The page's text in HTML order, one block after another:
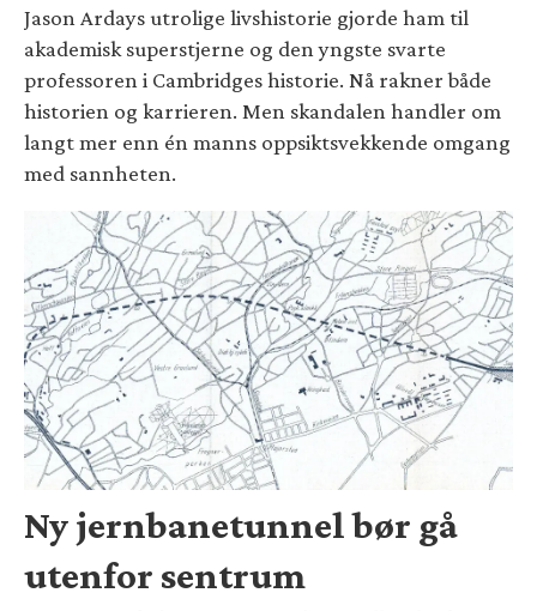
Jason Ardays utrolige livshistorie gjorde ham til
akademisk superstjerne og den yngste svarte
professoren i Cambridges historie. Nå rakner både
historien og karrieren. Men skandalen handler om
langt mer enn én manns oppsiktsvekkende omgang
med sannheten.
Ny jernbanetunnel bør gå
utenfor sentrum